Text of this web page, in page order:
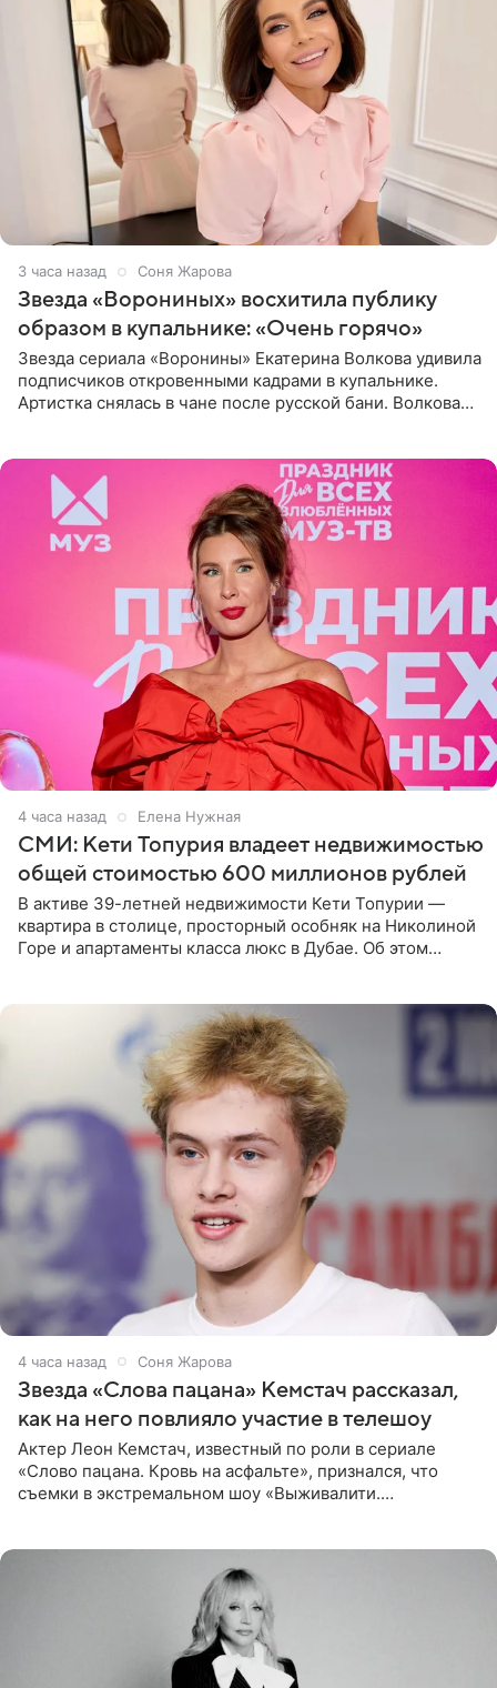
3 часа назад Соня Жарова
Звезда «Ворониных» восхитила публику
образом в купальнике: «Очень горячо»
Звезда сериала «Воронины» Екатерина Волкова удивила
подписчиков откровенными кадрами в купальнике.
Артистка снялась в чане после русской бани. Волкова
4 часа назад Елена Нужная
СМИ: Кети Топурия владеет недвижимостью
общей стоимостью 600 миллионов рублей
В активе 39-летней недвижимости Кети Топурии —
квартира в столице, просторный особняк на Николиной
Горе и апартаменты класса люкс в Дубае. Об этом
4 часа назад Соня Жарова
Звезда «Слова пацана» Кемстач рассказал,
как на него повлияло участие в телешоу
Актер Леон Кемстач, известный по роли в сериале
«Слово пацана. Кровь на асфальте», признался, что
съемки в экстремальном шоу «Выживалити.